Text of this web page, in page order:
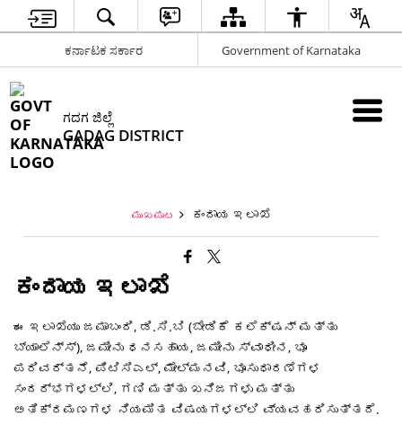
ಕರ್ನಾಟಕ ಸರ್ಕಾರ Government of Karnataka
ಗದಗ ಜಿಲ್ಲೆ
GADAG DISTRICT
ಮುಖಪುಟ ಕಂದಾಯ ಇಲಾಖೆ
ಕಂದಾಯ ಇಲಾಖೆ
ಈ ಇಲಾಖೆಯು ಜಮಾಬಂದಿ, ಡಿ.ಸಿ.ಬಿ (ಬೇಡಿಕೆ ಕಲೆಕ್ಷನ್ ಮತ್ತು
ಬ್ಯಾಲೆನ್ಸ್), ಜಮೀನು ಧನಸಹಾಯ, ಜಮೀನು ಸ್ವಾಧೀನ, ಭೂ
ಪರಿವರ್ತನೆ, ಪಿಟಿಸಿಎಲ್, ಮೇಲ್ಮನವಿ, ಭೂಸುಧಾರಣೆಗಳ
ಸಂದರ್ಭಗಳಲ್ಲಿ, ಗಣಿ ಮತ್ತು ಖನಿಜಗಳು ಮತ್ತು
ಅತಿಕ್ರಮಣಗಳ ನಿಯಮಿತ ವಿಷಯಗಳಲ್ಲಿ ವ್ಯವಹರಿಸುತ್ತದೆ.